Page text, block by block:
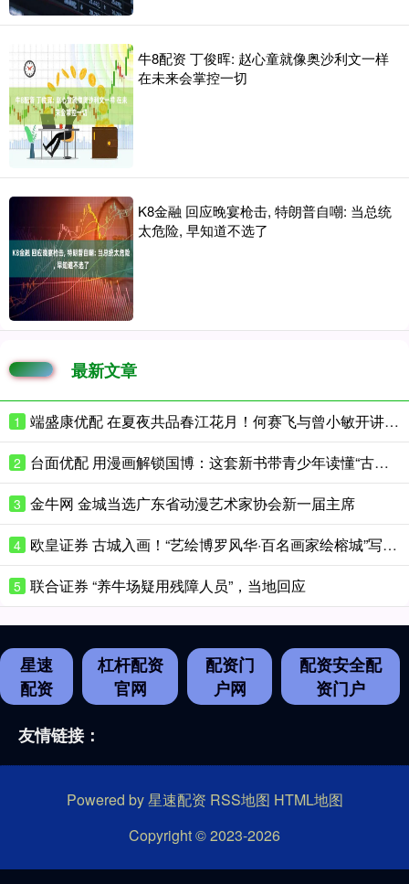
牛8配资 丁俊晖: 赵心童就像奥沙利文一样
在未来会掌控一切
K8金融 回应晚宴枪击, 特朗普自嘲: 当总统
太危险, 早知道不选了
最新文章
1 端盛康优配 在夏夜共品春江花月！何赛飞与曾小敏开讲花城文学课
2 台面优配 用漫画解锁国博：这套新书带青少年读懂“古代中国”
3 金牛网 金城当选广东省动漫艺术家协会新一届主席
4 欧皇证券 古城入画！“艺绘博罗风华·百名画家绘榕城”写生创作活动日前开幕
5 联合证券 “养牛场疑用残障人员”，当地回应
星速
配资
杠杆配资
官网
配资门
户网
配资安全配
资门户
友情链接：
Powered by星速配资 RSS地图 HTML地图
Copyright© 2023-2026